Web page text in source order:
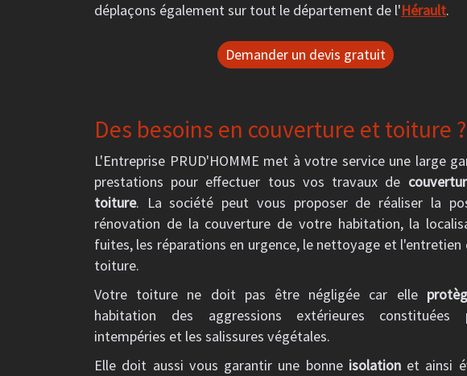
déplaçons également sur tout le département de l'Hérault.
Demander un devis gratuit
Des besoins en couverture et toiture ?
L'Entreprise PRUD'HOMME met à votre service une large
prestations pour effectuer tous vos travaux de
toiture. La société peut vous proposer de réaliser la
rénovation de la couverture de votre habitation, la
fuites, les réparations en urgence, le nettoyage et
toiture.
Votre toiture ne doit pas être négligée car elle
habitation des aggressions extérieures constituées
intempéries et les salissures végétales.
Elle doit aussi vous garantir une bonne isolationet ainsi